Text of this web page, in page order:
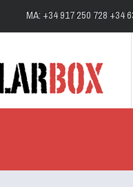
MA: +34 917 250 728 +34